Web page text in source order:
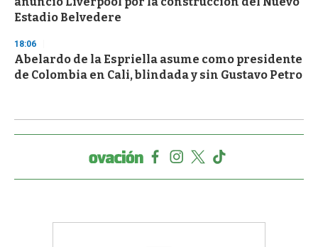
Estadio Belvedere
18:06
Abelardo de la Espriella asume como presidente
de Colombia en Cali, blindada y sin Gustavo Petro